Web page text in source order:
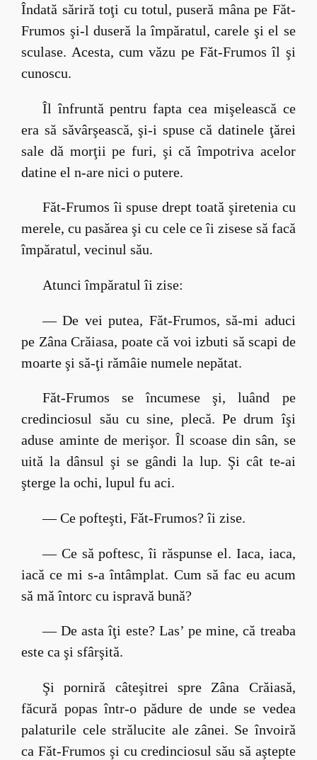
Îndată săriră toţi cu totul, puseră mâna pe Făt-
Frumos şi-l duseră la împăratul, carele şi el se
sculase. Acesta, cum văzu pe Făt-Frumos îl şi
cunoscu.
Îl înfruntă pentru fapta cea mişelească ce
era să săvârşească, şi-i spuse că datinele ţărei
sale dă morţii pe furi, şi că împotriva acelor
datine el n-are nici o putere.
Făt-Frumos îi spuse drept toată şiretenia cu
merele, cu pasărea şi cu cele ce îi zisese să facă
împăratul, vecinul său.
Atunci împăratul îi zise:
— De vei putea, Făt-Frumos, să-mi aduci
pe Zâna Crăiasa, poate că voi izbuti să scapi de
moarte şi să-ţi rămâie numele nepătat.
Făt-Frumos se încumese şi, luând pe
credinciosul său cu sine, plecă. Pe drum îşi
aduse aminte de merişor. Îl scoase din sân, se
uită la dânsul şi se gândi la lup. Şi cât te-ai
şterge la ochi, lupul fu aci.
— Ce pofteşti, Făt-Frumos? îi zise.
— Ce să poftesc, îi răspunse el. Iaca, iaca,
iacă ce mi s-a întâmplat. Cum să fac eu acum
să mă întorc cu ispravă bună?
— De asta îţi este? Las’ pe mine, că treaba
este ca şi sfârşită.
Şi porniră câteşitrei spre Zâna Crăiasă,
făcură popas într-o pădure de unde se vedea
palaturile cele strălucite ale zânei. Se învoiră
ca Făt-Frumos şi cu credinciosul său să aştepte